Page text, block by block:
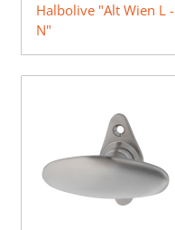
Halbolive "Alt Wien L -
N"